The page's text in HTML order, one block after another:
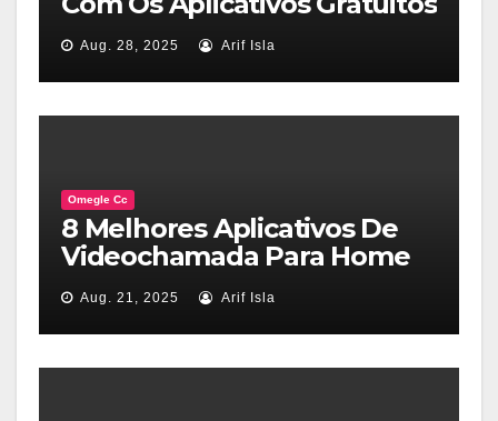
E Anônimos Discuss To
Stranger
Aug. 28, 2025 Arif Isla
Omegle Cc
8 Melhores Aplicativos De
Videochamada Para Home
Windows
Aug. 21, 2025 Arif Isla